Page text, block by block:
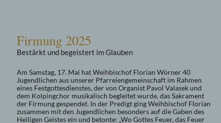
Firmung 2025
Bestärkt und begeistert im Glauben
Am Samstag, 17. Mai hat Weihbischof Florian Wörner 40
Jugendlichen aus unserer Pfarreiengemeinschaft im Rahmen
eines Festgottesdienstes, der von Organist Pavol Valasek und
dem Kolpingchor musikalisch begleitet wurde, das Sakrament
der Firmung gespendet. In der Predigt ging Weihbischof Florian
zusammen mit den Jugendlichen besonders auf die Gaben des
Heiligen Geistes ein und betonte: „Wo Gottes Feuer, das Feuer